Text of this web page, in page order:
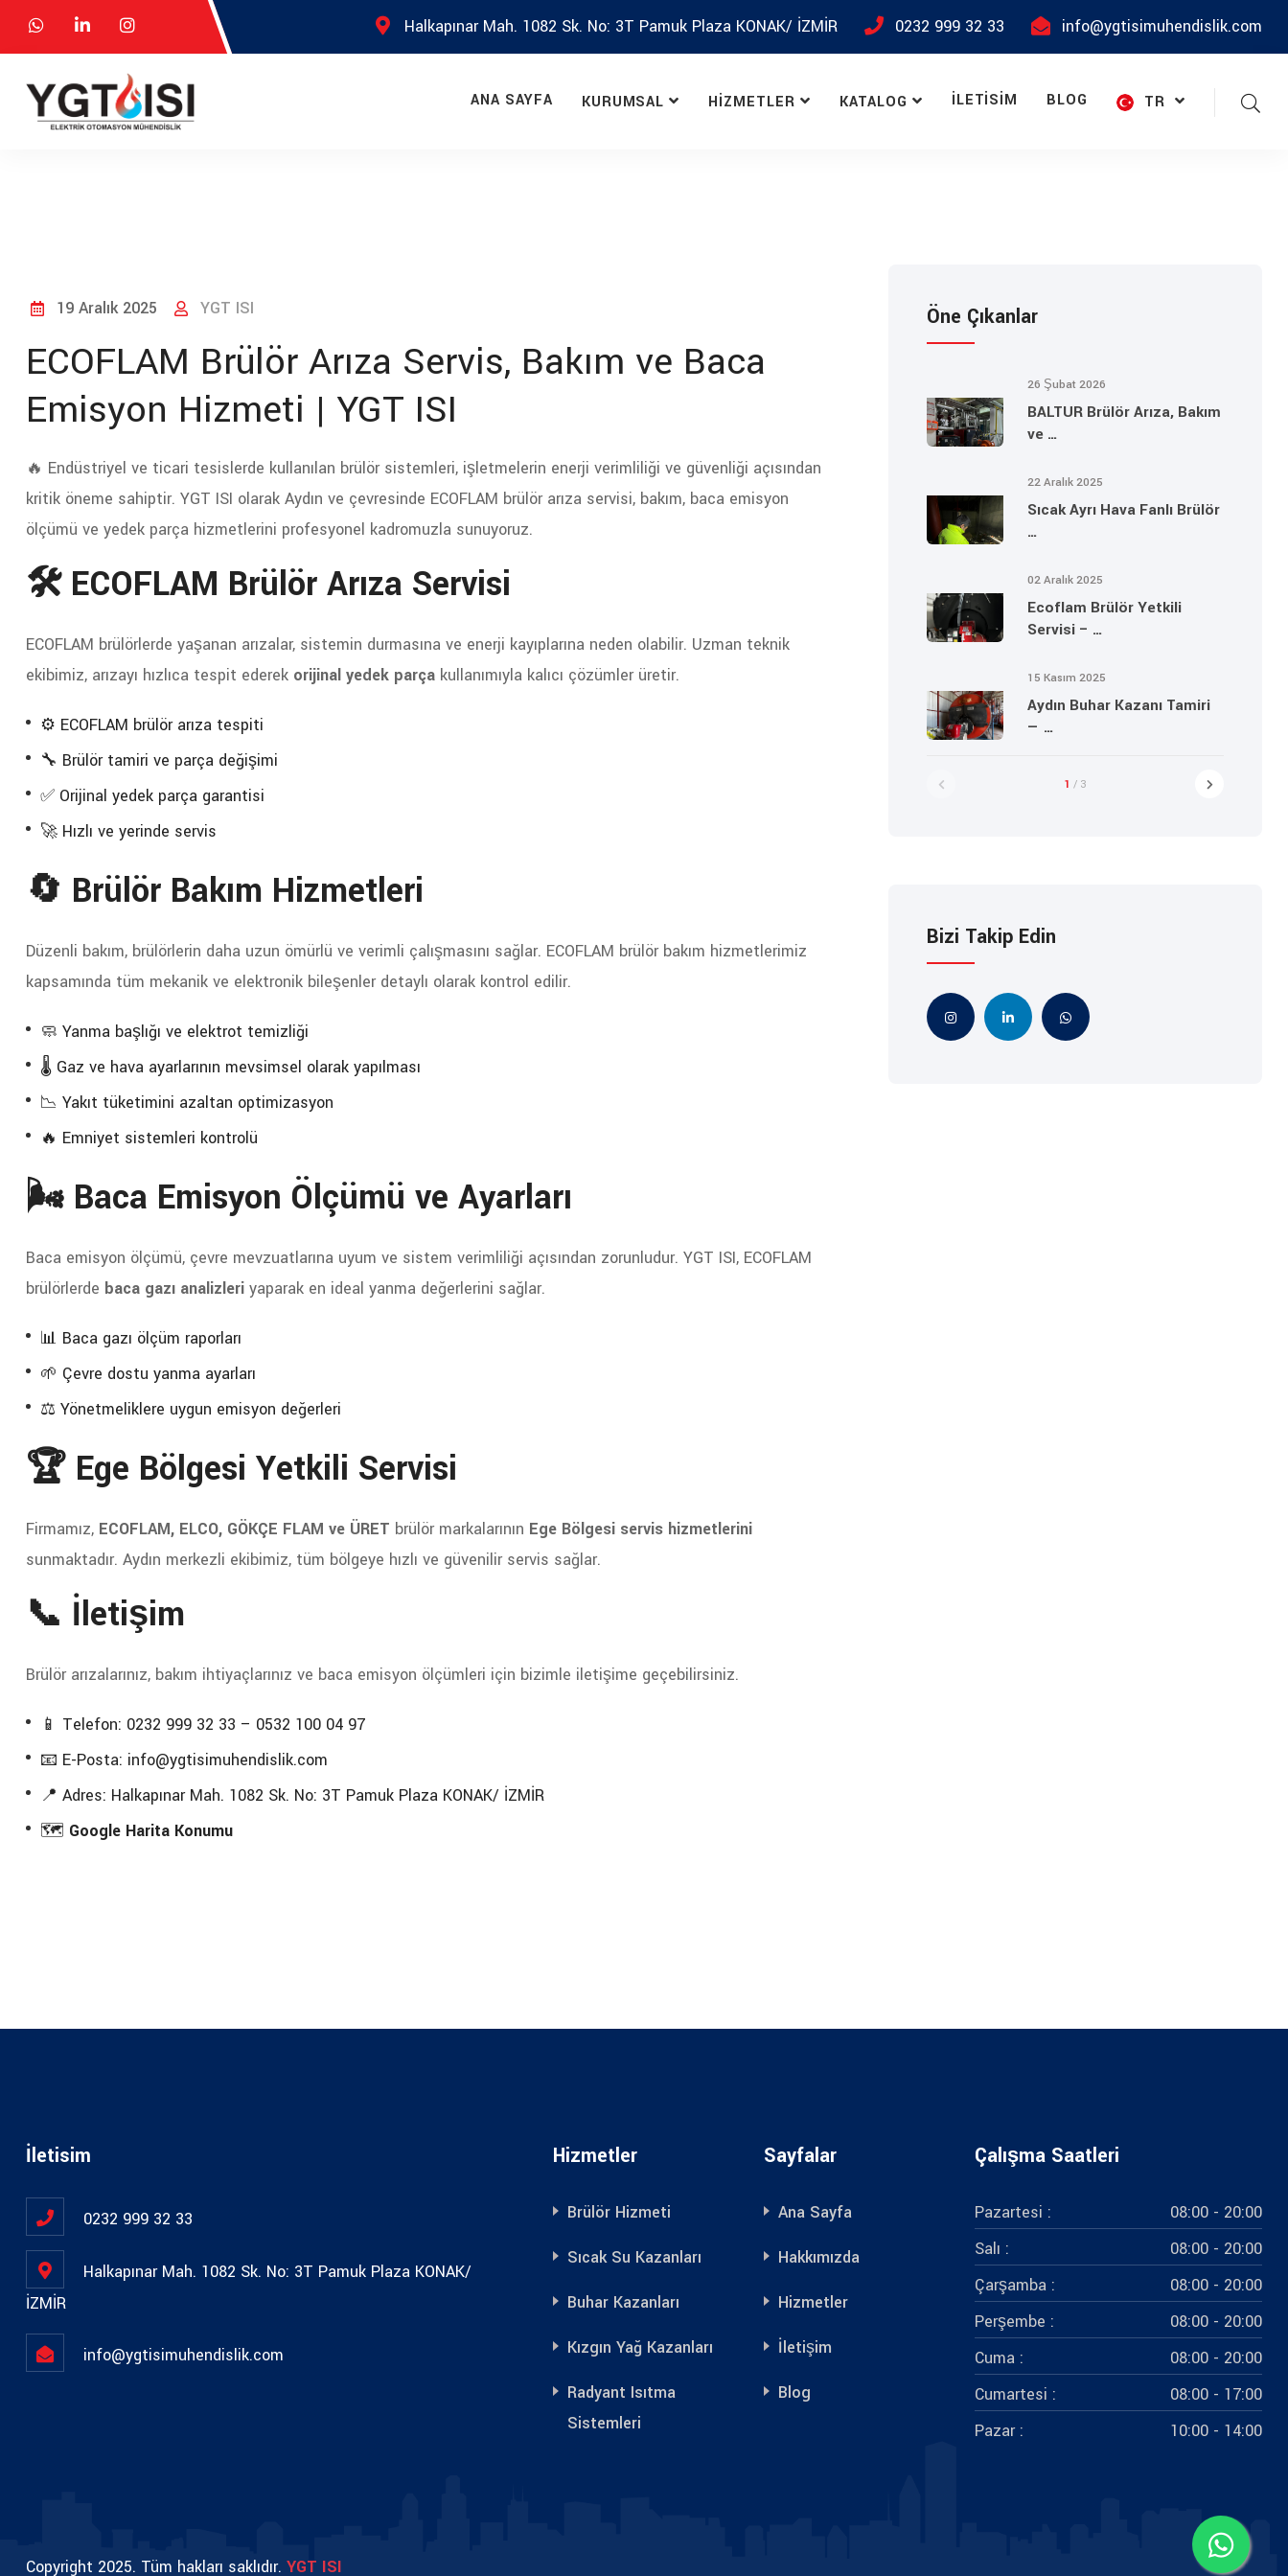
Halkapınar Mah. 1082 Sk. No: 3T Pamuk Plaza KONAK/ İZMİR 0232 999 32 33 info@ygtisimuhendislik.com
ANA SAYFA KURUMSAL HIZMETLER KATALOG İLETISIM BLOG TR
19 Aralık 2025 YGT ISI
ECOFLAM Brülör Arıza Servis, Bakım ve Baca
Emisyon Hizmeti | YGT ISI
🔥 Endüstriyel ve ticari tesislerde kullanılan brülör sistemleri, işletmelerin enerji verimliliği ve güvenliği açısından
kritik öneme sahiptir. YGT ISI olarak Aydın ve çevresinde ECOFLAM brülör arıza servisi, bakım, baca emisyon
ölçümü ve yedek parça hizmetlerini profesyonel kadromuzla sunuyoruz.
🛠️ ECOFLAM Brülör Arıza Servisi
ECOFLAM brülörlerde yaşanan arızalar, sistemin durmasına ve enerji kayıplarına neden olabilir. Uzman teknik
ekibimiz, arızayı hızlıca tespit ederek orijinal yedek parça kullanımıyla kalıcı çözümler üretir.
⚙️ ECOFLAM brülör arıza tespiti
🔧 Brülör tamiri ve parça değişimi
✅ Orijinal yedek parça garantisi
🚀 Hızlı ve yerinde servis
🔄 Brülör Bakım Hizmetleri
Düzenli bakım, brülörlerin daha uzun ömürlü ve verimli çalışmasını sağlar. ECOFLAM brülör bakım hizmetlerimiz
kapsamında tüm mekanik ve elektronik bileşenler detaylı olarak kontrol edilir.
🧼 Yanma başlığı ve elektrot temizliği
🌡️ Gaz ve hava ayarlarının mevsimsel olarak yapılması
📉 Yakıt tüketimini azaltan optimizasyon
🔥 Emniyet sistemleri kontrolü
🌬️ Baca Emisyon Ölçümü ve Ayarları
Baca emisyon ölçümü, çevre mevzuatlarına uyum ve sistem verimliliği açısından zorunludur. YGT ISI, ECOFLAM
brülörlerde baca gazı analizleri yaparak en ideal yanma değerlerini sağlar.
📊 Baca gazı ölçüm raporları
🌱 Çevre dostu yanma ayarları
⚖️ Yönetmeliklere uygun emisyon değerleri
🏆 Ege Bölgesi Yetkili Servisi
Firmamız, ECOFLAM, ELCO, GÖKÇE FLAM ve ÜRET brülör markalarının Ege Bölgesi servis hizmetlerini
sunmaktadır. Aydın merkezli ekibimiz, tüm bölgeye hızlı ve güvenilir servis sağlar.
📞 İletişim
Brülör arızalarınız, bakım ihtiyaçlarınız ve baca emisyon ölçümleri için bizimle iletişime geçebilirsiniz.
📱 Telefon: 0232 999 32 33 – 0532 100 04 97
📧 E-Posta: info@ygtisimuhendislik.com
📍 Adres: Halkapınar Mah. 1082 Sk. No: 3T Pamuk Plaza KONAK/ İZMİR
🗺️ Google Harita Konumu
Öne Çıkanlar
26 Şubat 2026
BALTUR Brülör Arıza, Bakım
ve …
22 Aralık 2025
Sıcak Ayrı Hava Fanlı Brülör
…
02 Aralık 2025
Ecoflam Brülör Yetkili
Servisi – …
15 Kasım 2025
Aydın Buhar Kazanı Tamiri
— …
1 / 3
Bizi Takip Edin
İletisim
0232 999 32 33
Halkapınar Mah. 1082 Sk. No: 3T Pamuk Plaza KONAK/
İZMİR
info@ygtisimuhendislik.com
Hizmetler
Brülör Hizmeti
Sıcak Su Kazanları
Buhar Kazanları
Kızgın Yağ Kazanları
Radyant Isıtma
Sistemleri
Sayfalar
Ana Sayfa
Hakkımızda
Hizmetler
İletişim
Blog
Çalışma Saatleri
Pazartesi :
08:00 - 20:00
Salı :
08:00 - 20:00
Çarşamba :
08:00 - 20:00
Perşembe :
08:00 - 20:00
Cuma :
08:00 - 20:00
Cumartesi :
08:00 - 17:00
Pazar :
10:00 - 14:00
Copyright 2025. Tüm hakları saklıdır. YGT ISI